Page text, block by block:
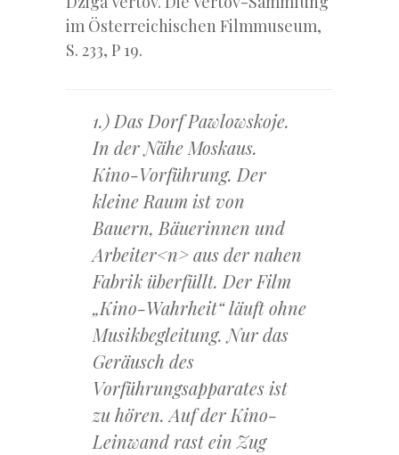
im Österreichischen Filmmuseum,
S. 233, P 19.
1.) Das Dorf Pawlowskoje.
In der Nähe Moskaus.
Kino-Vorführung. Der
kleine Raum ist von
Bauern, Bäuerinnen und
Arbeiter<n> aus der nahen
Fabrik überfüllt. Der Film
„Kino-Wahrheit“ läuft ohne
Musikbegleitung. Nur das
Geräusch des
Vorführungsapparates ist
zu hören. Auf der Kino-
Leinwand rast ein Zug